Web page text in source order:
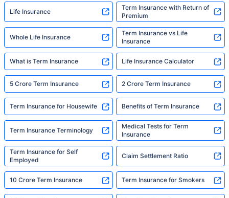
Life Insurance
Term Insurance with Return of
Premium
Whole Life Insurance
Term Insurance vs Life
Insurance
What is Term Insurance Life Insurance Calculator
5 Crore Term Insurance 2 Crore Term Insurance
Term Insurance for Housewife Benefits of Term Insurance
Term Insurance Terminology
Medical Tests for Term
Insurance
Term Insurance for Self
Employed
Claim Settlement Ratio
10 Crore Term Insurance Term Insurance for Smokers